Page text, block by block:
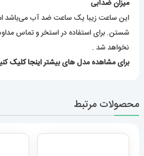
میزان ضدآبی
این ساعت زیبا یک ساعت ضد آب می‌باشد
شستن. برای استفاده در استخر و تماس
نخواهد شد .
برای مشاهده مدل های بیشتراینجا کلیک
محصولات مرتبط